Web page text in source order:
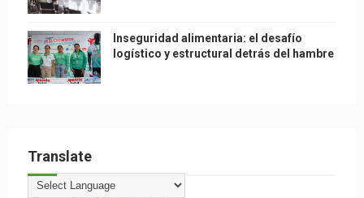
Inseguridad alimentaria: el desafío
logístico y estructural detrás del hambre
Translate